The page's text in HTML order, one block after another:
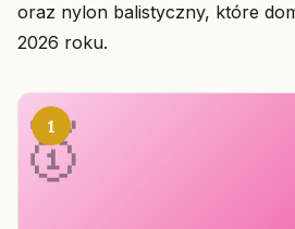
oraz nylon balistyczny, które
2026 roku.
1